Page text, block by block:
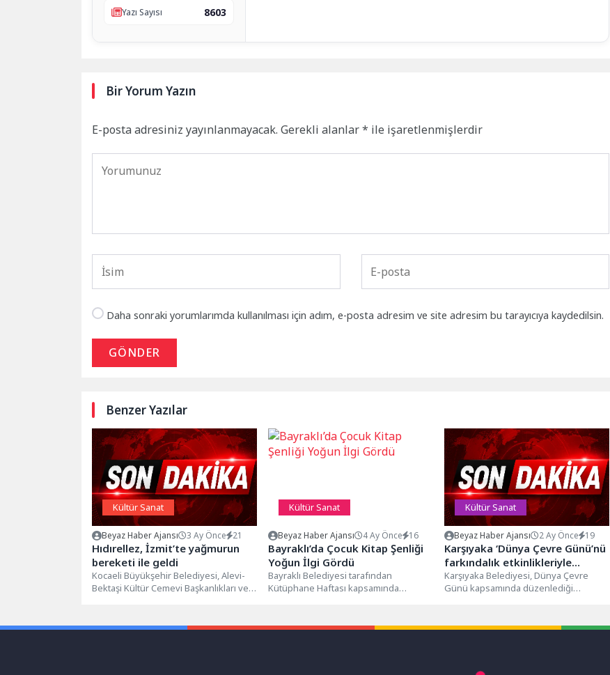
Yazı Sayısı
8603
Bir Yorum Yazın
E-posta adresiniz yayınlanmayacak. Gerekli alanlar* ile işaretlenmişlerdir
Daha sonraki yorumlarımda kullanılması için adım, e-posta adresim ve site adresim bu tarayıcıya kaydedilsin.
GÖNDER
Benzer Yazılar
Kültür Sanat
Beyaz Haber Ajansı 3 Ay Önce 21
Hıdırellez, İzmit’te yağmurun
bereketi ile geldi
Kocaeli Büyükşehir Belediyesi, Alevi-
Bektaşi Kültür Cemevi Başkanlıkları ve
Kültür Sanat
Beyaz Haber Ajansı 4 Ay Önce 16
Bayraklı’da Çocuk Kitap Şenliği
Yoğun İlgi Gördü
Bayraklı Belediyesi tarafından
Kütüphane Haftası kapsamında
Kültür Sanat
Beyaz Haber Ajansı 2 Ay Önce 19
Karşıyaka ‘Dünya Çevre Günü’nü
farkındalık etkinlikleriyle
kutladı
Karşıyaka Belediyesi, Dünya Çevre
Günü kapsamında düzenlediği